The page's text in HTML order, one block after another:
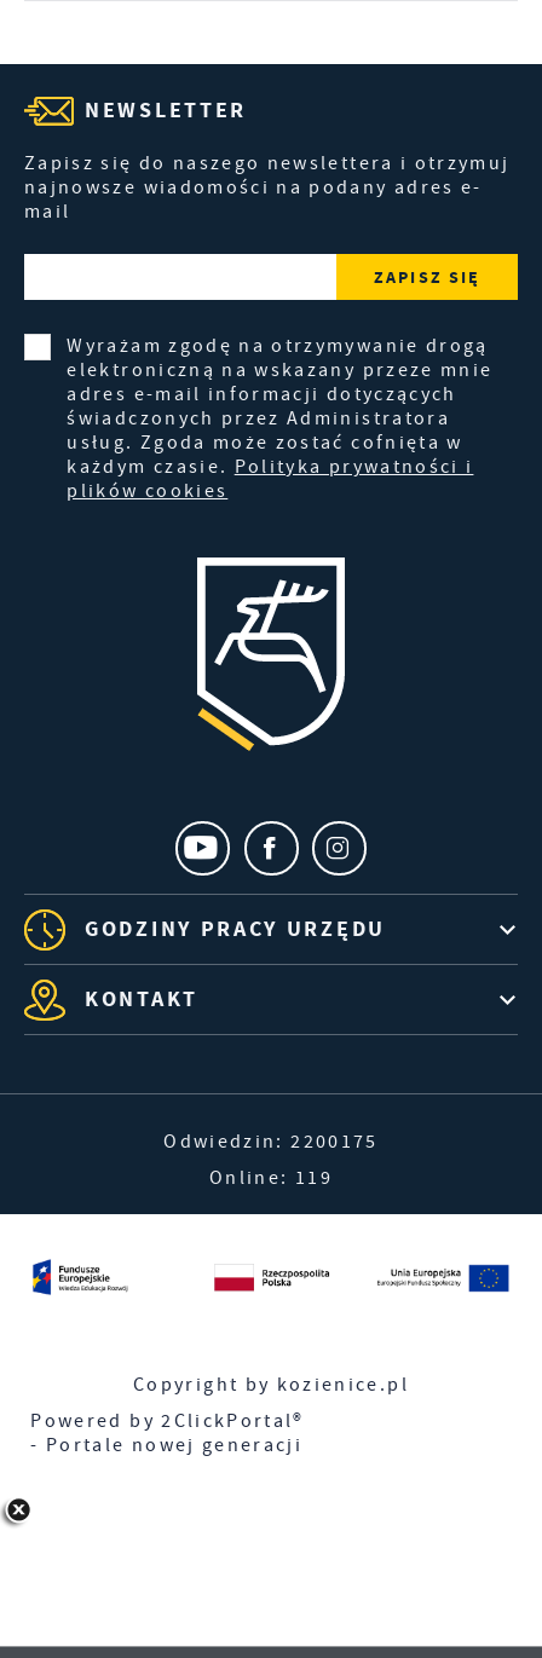
NEWSLETTER
Zapisz się do naszego newslettera i otrzymuj
najnowsze wiadomości na podany adres e-
mail
Wyrażam zgodę na otrzymywanie drogą
elektroniczną na wskazany przeze mnie
adres e-mail informacji dotyczących
świadczonych przez Administratora
usług. Zgoda może zostać cofnięta w
każdym czasie. Polityka prywatności i
plików cookies
GODZINY PRACY URZĘDU
KONTAKT
Odwiedzin: 2200175
Online: 119
Copyright by kozienice.pl
Powered by2ClickPortal®
- Portale nowej generacji